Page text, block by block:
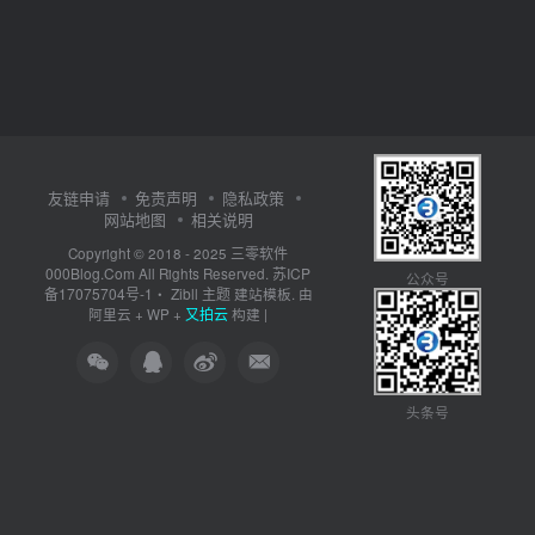
友链申请 免责声明
隐私政策
网站地图
相关说明
Copyright © 2018 - 2025 三零软件
000Blog.Com All Rights Reserved. 苏ICP
备17075704号-1 ・ Zibll 主题建站模板. 由
阿里云 + WP + 又拍云构建 |
公众号
头条号